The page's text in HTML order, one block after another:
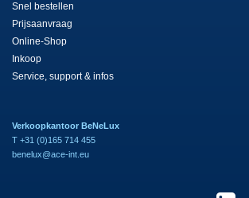
Snel bestellen
Prijsaanvraag
Online-Shop
Inkoop
Service, support & infos
Verkoopkantoor BeNeLux
T +31 (0)165 714 455
benelux@ace-int.eu